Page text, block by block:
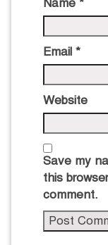
Name *
Email *
Website
Save my
this
comment.